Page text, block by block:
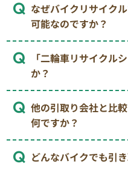
なぜバイクリサイク
可能なのですか？
「二輪車リサイクル
か？
他の引取り会社と比
何ですか？
どんなバイクでも引